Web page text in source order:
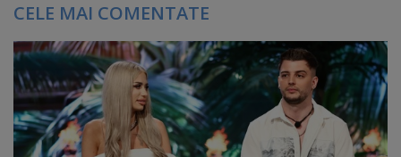
CELE MAI COMENTATE